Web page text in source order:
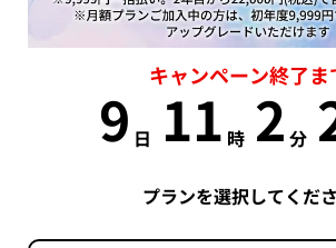
キャンペーン終了ま
9 日 11 時 2 分
プランを選択してくだ